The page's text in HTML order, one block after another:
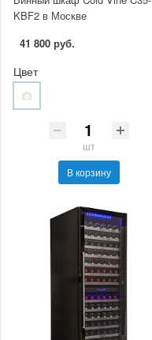
KBF2 в Москве
41 800 руб.
Цвет
шт
В корзину